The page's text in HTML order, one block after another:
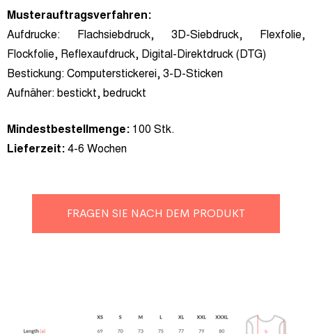
Musterauftragsverfahren:
Aufdrucke: Flachsiebdruck, 3D-Siebdruck, Flexfolie,
Flockfolie, Reflexaufdruck, Digital-Direktdruck (DTG)
Bestickung: Computerstickerei, 3-D-Sticken
Aufnäher: bestickt, bedruckt
Mindestbestellmenge: 100 Stk.
Lieferzeit: 4-6 Wochen
FRAGEN SIE NACH DEM PRODUKT